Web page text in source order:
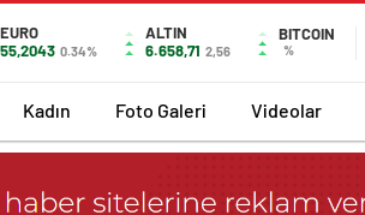
EURO
55,2043 0.34%
ALTIN
6.658,71 2,56
BITCOIN
%
Kadın Foto Galeri Videolar